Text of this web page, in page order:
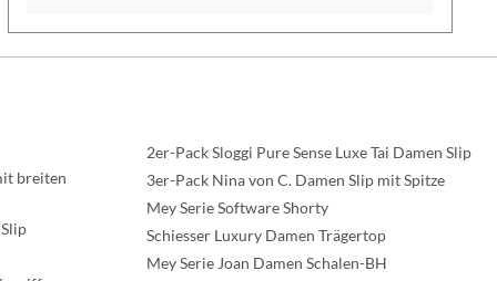
(links/rechts) für optimalen Halt ✔️ Besonders geeignet für
lange und entspannte Laufstrecken Material: 40%
breiten
2er-Pack Sloggi Pure Sense Luxe Tai Damen Slip
3er-Pack Nina von C. Damen Slip mit Spitze
Mey Serie Software Shorty
Schiesser Luxury Damen Trägertop
Mey Serie Joan Damen Schalen-BH